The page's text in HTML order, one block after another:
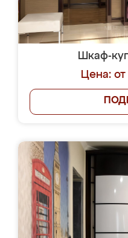
Шкаф-
Цена: